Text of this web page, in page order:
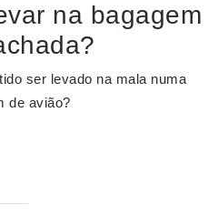
na bagagem
ser levado na mala numa
de avião?